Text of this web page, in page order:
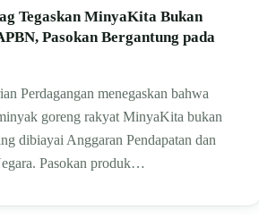
Tegaskan MinyaKita Bukan
Pasokan Bergantung pada
Perdagangan menegaskan bahwa
goreng rakyat MinyaKita bukan
dibiayai Anggaran Pendapatan dan
Pasokan produk…